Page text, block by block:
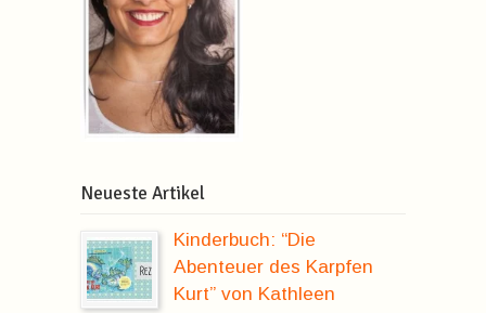
Neueste Artikel
Kinderbuch: “Die
Abenteuer des Karpfen
Kurt” von Kathleen